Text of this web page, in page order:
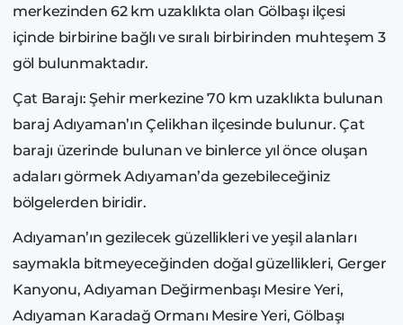
merkezinden 62 km uzaklıkta olan Gölbaşı ilçesi
içinde birbirine bağlı ve sıralı birbirinden muhteşem 3
göl bulunmaktadır.
Çat Barajı: Şehir merkezine 70 km uzaklıkta bulunan
baraj Adıyaman’ın Çelikhan ilçesinde bulunur. Çat
barajı üzerinde bulunan ve binlerce yıl önce oluşan
adaları görmek Adıyaman’da gezebileceğiniz
bölgelerden biridir.
Adıyaman’ın gezilecek güzellikleri ve yeşil alanları
saymakla bitmeyeceğinden doğal güzellikleri, Gerger
Kanyonu, Adıyaman Değirmenbaşı Mesire Yeri,
Adıyaman Karadağ Ormanı Mesire Yeri, Gölbaşı